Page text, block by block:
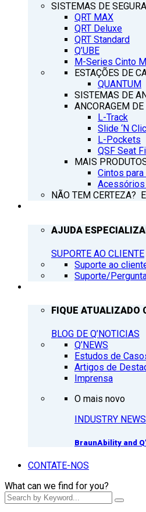
SISTEMAS DE
QRT MAX
QRT Deluxe
QRT Standard
Q’UBE
M-Series Cinto
ESTAÇÕES DE
QUANTUM
SISTEMAS DE
ANCORAGEM
L-Track
Slide ‘N
L-Pockets
QSF Seat
MAIS
Cintos
Acessórios
NÃO TEM CERTEZA?
AJUDA
SUPORTE AO CLIENTE
Suporte ao
Suporte/
FIQUE ATUALIZADO
BLOG DE Q’NOTICIAS
Q’NEWS
Estudos de
Artigos de
Imprensa
O mais novo
INDUSTRY NEWS
BraunAbility and
CONTATE-NOS
What can we find for you?